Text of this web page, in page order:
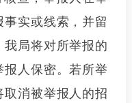
实或线索，并留
局将对所举报的
报人保密。若所举
消被举报人的招